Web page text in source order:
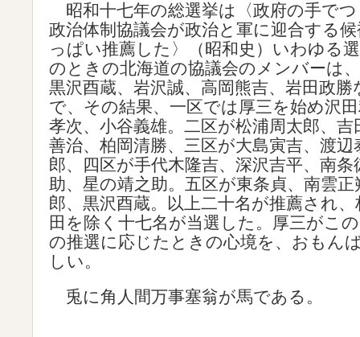
昭和十七年の総選挙は〈政府の手で
政治体制協議会が政治と軍に迎合する
っぱい推薦した〉（昭和史）いわゆる
のときの北海道の協議会のメンバーは
黒沢酉蔵、岩沢誠、高岡熊吉、岩田政勝
で、その結果、一区では厚三を始め沢
孝次、小谷義雄。二区が松浦周太郎、吉
善治、柏岡清勝、三区が大島寅吉、渡辺
郎、四区が手代木隆吉、深沢吉平、南条
助、星の靖之助。五区が東条貞、南雲正
郎、黒沢酉蔵。以上二十名が推薦され
田を除く十七名が当選した。厚三がこ
の推選に応じたときの心境を、おもん
しい。
兎に角人間万事塞翁が馬である。